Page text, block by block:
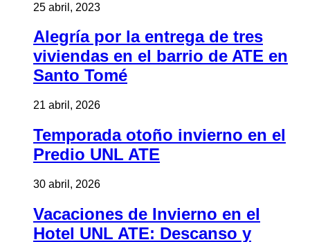
25 abril, 2023
Alegría por la entrega de tres
viviendas en el barrio de ATE en
Santo Tomé
21 abril, 2026
Temporada otoño invierno en el
Predio UNL ATE
30 abril, 2026
Vacaciones de Invierno en el
Hotel UNL ATE: Descanso y